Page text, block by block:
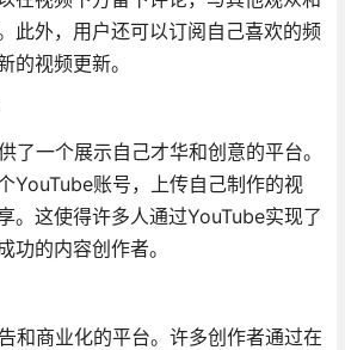
此外，用户还可以订阅自己喜欢的频
的视频更新。
了一个展示自己才华和创意的平台。
YouTube账号，上传自己制作的视
。这使得许多人通过YouTube实现了
功的内容创作者。
和商业化的平台。许多创作者通过在